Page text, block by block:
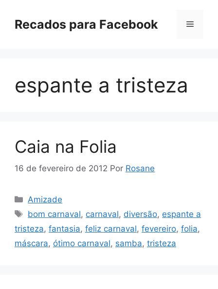
paraRecados para Facebook Menu
espante a tristeza
Caia na Folia
16 de fevereiro de 2012 Por Rosane
Categorias
Amizade
Tags
bom carnaval, carnaval, diversão, espante a
tristeza, fantasia, feliz carnaval, fevereiro, folia,
máscara, ótimo carnaval, samba, tristeza